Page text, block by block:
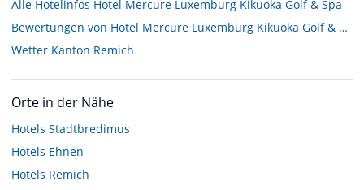
Alle Hotelinfos Hotel Mercure Luxemburg Kikuoka Golf & Spa
Bewertungen von Hotel Mercure Luxemburg Kikuoka Golf & Spa
Wetter Kanton Remich
Orte in der Nähe
Hotels Stadtbredimus
Hotels Ehnen
Hotels Remich